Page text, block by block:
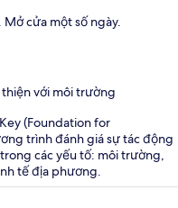
Mở cửa một số ngày.
với môi trường
(Foundation for
trình đánh giá sự tác động
các yếu tố: môi trường,
tế địa phương.